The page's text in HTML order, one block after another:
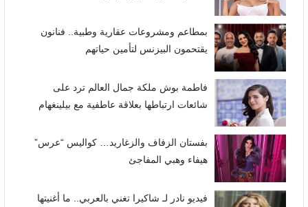
بمطاعم ومشروعات عقارية وطبية.. فنانون
يقتحمون البيزنس لتأمين حياتهم
فاطمة بوش ملكة جمال العالم ترد على
شائعات ارتباطها بعلاقة عاطفية مع بيلينغهام
بفستان الزفاف والزغاريد… كواليس “عرس”
هيفاء وهبي المفاجئ
فيديو نادر لـ شاكيرا تغني بالعربي.. ما أغنيتها